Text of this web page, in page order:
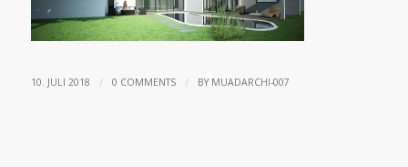
10. JULI 2018 / 0 COMMENTS / BY MUADARCHI-007